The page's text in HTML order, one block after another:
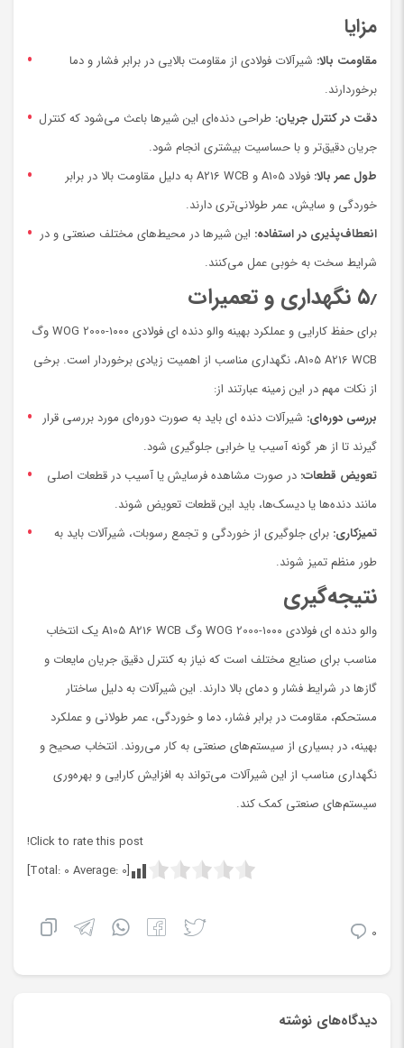
مزایا
مقاومت بالا: شیرآلات فولادی از مقاومت بالایی در برابر فشار و دما
برخوردارند.
دقت در کنترل جریان: طراحی دنده‌ای این شیرها باعث می‌شود که کنترل
جریان دقیق‌تر و با حساسیت بیشتری انجام شود.
طول عمر بالا:
فولاد A105 و A216 WCB به دلیل مقاومت بالا در برابر
خوردگی و سایش، عمر طولانی‌تری دارند.
انعطاف‌پذیری در استفاده: این شیرها در محیط‌های مختلف صنعتی و در
شرایط سخت به خوبی عمل می‌کنند.
۵٫ نگهداری و تعمیرات
برای حفظ کارایی و عملکرد بهینه والو دنده ای فولادی ۱۰۰۰-WOG 2000 وگ
A105 A216 WCB، نگهداری مناسب از اهمیت زیادی برخوردار است. برخی
از نکات مهم در این زمینه عبارتند از:
بررسی دوره‌ای: شیرآلات دنده ای باید به صورت دوره‌ای مورد بررسی قرار
گیرند تا از هر گونه آسیب یا خرابی جلوگیری شود.
تعویض قطعات: در صورت مشاهده فرسایش یا آسیب در قطعات اصلی
مانند دنده‌ها یا دیسک‌ها، باید این قطعات تعویض شوند.
تمیزکاری: برای جلوگیری از خوردگی و تجمع رسوبات، شیرآلات باید به
طور منظم تمیز شوند.
نتیجه‌گیری
والو دنده ای فولادی ۱۰۰۰-WOG 2000 وگ A105 A216 WCB یک انتخاب
مناسب برای صنایع مختلف است که نیاز به کنترل دقیق جریان مایعات و
گازها در شرایط فشار و دمای بالا دارند. این شیرآلات به دلیل ساختار
مستحکم، مقاومت در برابر فشار، دما و خوردگی، عمر طولانی و عملکرد
بهینه، در بسیاری از سیستم‌های صنعتی به کار می‌روند. انتخاب صحیح و
نگهداری مناسب از این شیرآلات می‌تواند به افزایش کارایی و بهره‌وری
سیستم‌های صنعتی کمک کند.
Click to rate this post!
[Total:
0 Average: 0
]
0
دیدگاه‌های نوشته